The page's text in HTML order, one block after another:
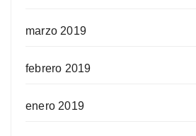
marzo 2019
febrero 2019
enero 2019